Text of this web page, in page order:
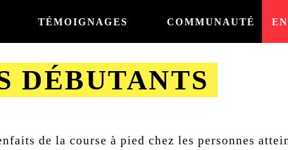
TÉMOIGNAGES COMMUNAUTÉ EN
DÉBUTANTS
de la course à pied chez les personnes